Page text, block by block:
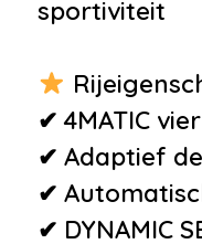
•Armsteun
•Armsteun
•Armsteun
•
verstelbaar
sportiviteit
✔ 4MATIC
✔ Adaptief
✔
✔ DYNAMIC